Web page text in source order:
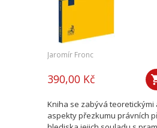
Jaromír Fronc
390,00 Kč
Kniha se zabývá teoretickými
aspekty přezkumu právních